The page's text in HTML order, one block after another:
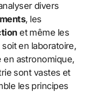
divers
, les
et même les
soit en laboratoire,
en astronomique,
sont vastes et
les principes